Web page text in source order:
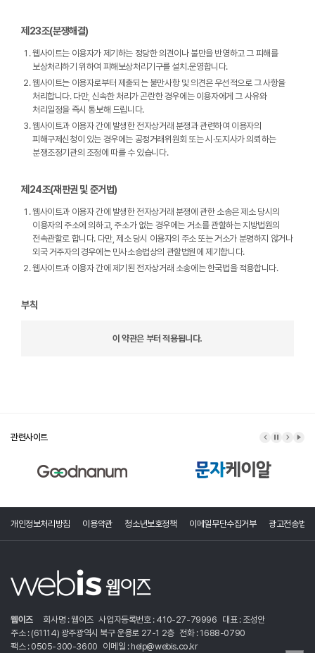
제23조(분쟁해결)
웹사이트는 이용자가 제기하는 정당한 의견이나 불만을 반영하고 그 피해를
보상처리하기 위하여 피해보상처리기구를 설치․운영합니다.
웹사이트는 이용자로부터 제출되는 불만사항 및 의견은 우선적으로 그 사항을
처리합니다. 다만, 신속한 처리가 곤란한 경우에는 이용자에게 그 사유와
처리일정을 즉시 통보해 드립니다.
웹사이트과 이용자 간에 발생한 전자상거래 분쟁과 관련하여 이용자의
피해구제신청이 있는 경우에는 공정거래위원회 또는 시·도지사가 의뢰하는
분쟁조정기관의 조정에 따를 수 있습니다.
제24조(재판권 및 준거법)
웹사이트과 이용자 간에 발생한 전자상거래 분쟁에 관한 소송은 제소 당시의
이용자의 주소에 의하고, 주소가 없는 경우에는 거소를 관할하는 지방법원의
전속관할로 합니다. 다만, 제소 당시 이용자의 주소 또는 거소가 분명하지 않거나
외국 거주자의 경우에는 민사소송법상의 관할법원에 제기합니다.
웹사이트과 이용자 간에 제기된 전자상거래 소송에는 한국법을 적용합니다.
부칙
이 약관은 부터 적용됩니다.
관련사이트 이전 배너
배너 정지
다음 배
배
개인정보처리방침 이용약관 청소년보호정책 이메일무단수집거부 광고전송법
웹이즈 회사명 : 웹이즈 사업자등록번호 : 410-27-79996 대표 : 조성안
주소 : (61114) 광주광역시 북구 운용로 27-1 2층 전화 : 1688-0790
팩스 : 0505-300-3600 이메일 : help@webis.co.kr